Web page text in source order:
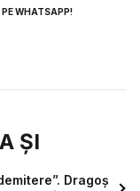
WHATSAPP!
ȘI
Dragoș